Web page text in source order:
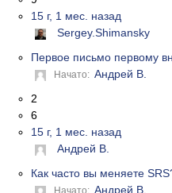
15 г, 1 мес. назад
Sergey.Shimansky
Первое письмо первому
Начато: Андрей В.
2
6
15 г, 1 мес. назад
Андрей В.
Как часто вы меняете
Начато: Андрей В.